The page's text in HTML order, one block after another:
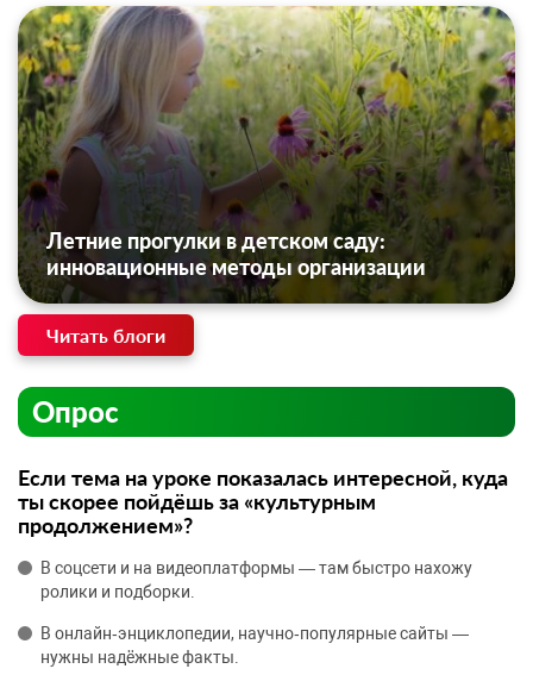
Летние прогулки в детском саду:
инновационные методы организации
Читать блоги
Опрос
Если тема на уроке показалась интересной, куда
ты скорее пойдёшь за «культурным
продолжением»?
В соцсети и на видеоплатформы — там быстро нахожу
ролики и подборки.
В онлайн‑энциклопедии, научно‑популярные сайты —
нужны надёжные факты.